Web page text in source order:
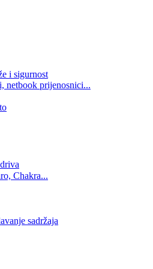
i sigurnost
netbook prijenosnici...
Chakra...
sadržaja